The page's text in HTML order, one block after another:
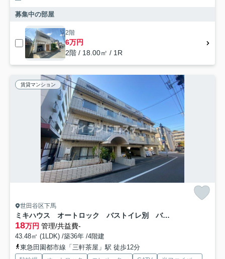
募集中の部屋
2階
6万円
2階 / 18.00㎡ / 1R
賃貸マンション
世田谷区下馬
ミキハウス オートロック バストイレ別 バイク相談可
18万円 管理/共益費-
43.48㎡ (1LDK) /築36年 /4階建
東急田園都市線「三軒茶屋」駅 徒歩12分